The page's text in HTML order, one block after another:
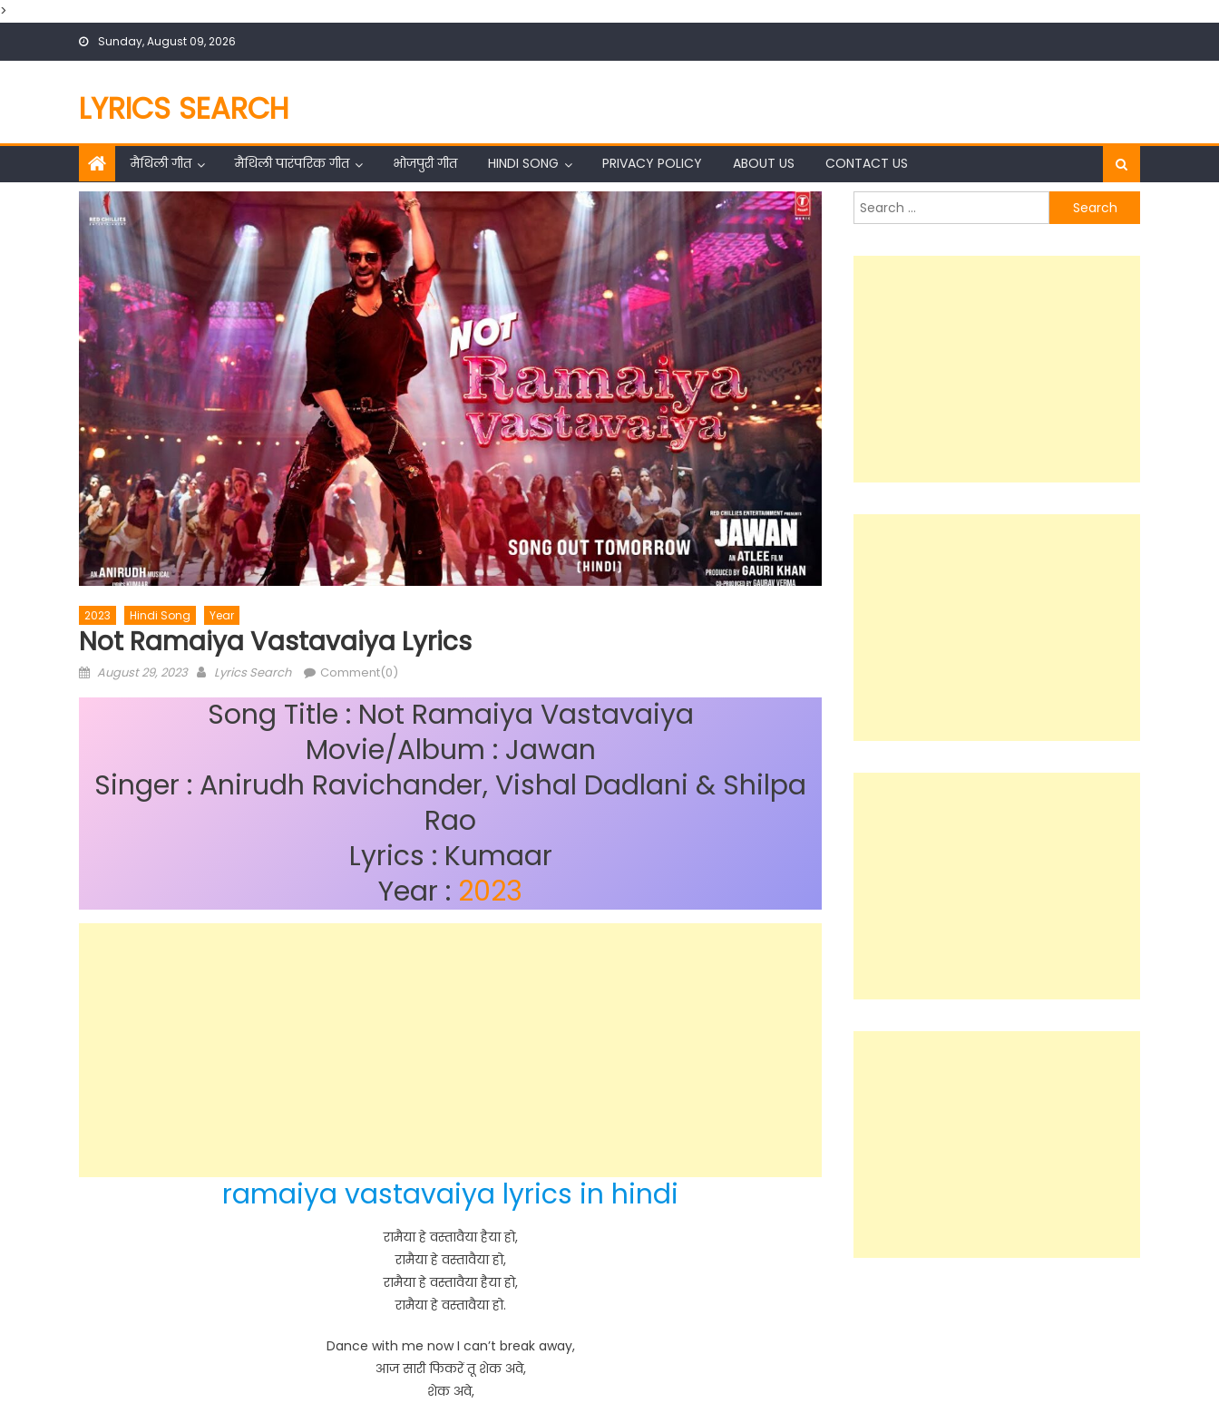
>
Sunday, August 09, 2026
LYRICS SEARCH
मैथिली गीत मैथिली पारंपरिक गीत भोजपुरी गीत HINDI SONG PRIVACY POLICY ABOUT US CONTACT US
2023 Hindi Song Year
Not Ramaiya Vastavaiya Lyrics
Posted
August 29, 2023 Author
Lyrics Search Comment(0)
Song Title : Not Ramaiya Vastavaiya
Movie/Album : Jawan
Singer : Anirudh Ravichander, Vishal Dadlani & Shilpa
Rao
Lyrics : Kumaar
Year : 2023
ramaiya vastavaiya lyrics in hindi
रामैया हे वस्तावैया हैया हो,
रामैया हे वस्तावैया हो,
रामैया हे वस्तावैया हैया हो,
रामैया हे वस्तावैया हो.
Dance with me now I can’t break away,
आज सारी फिकरें तू शेक अवे,
शेक अवे,
Search
for: